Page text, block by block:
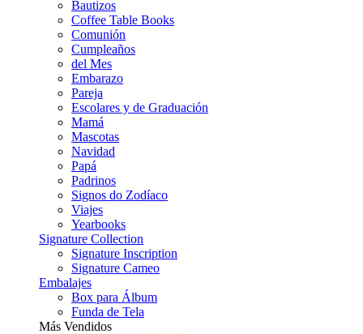
Bautizos
Coffee Table Books
Comunión
Cumpleaños
del Mes
Embarazo
Pareja
Escolares y de Graduación
Mamá
Mascotas
Navidad
Papá
Padrinos
Signos do Zodíaco
Viajes
Yearbooks
Signature Collection
Signature Inscription
Signature Cameo
Embalajes
Box para Álbum
Funda de Tela
Más Vendidos